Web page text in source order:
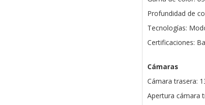
Profundidad de
Tecnologías:
Certificaciones:
Cámaras
Cámara trasera:
Apertura cámara